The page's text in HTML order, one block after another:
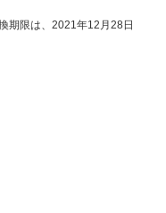
期限は、2021年12月28日